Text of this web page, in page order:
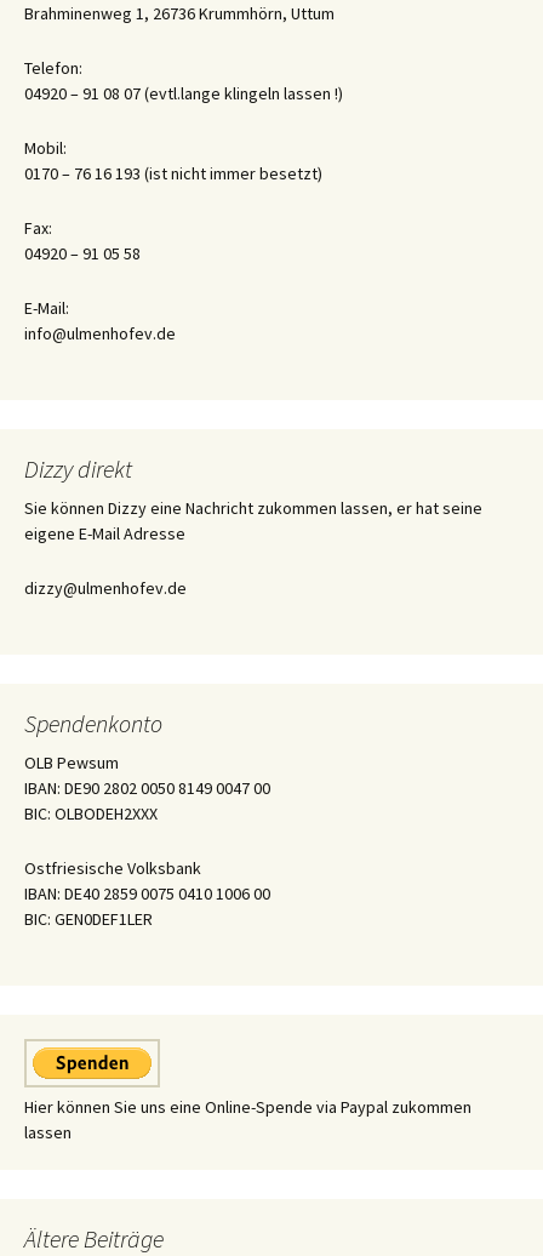
Brahminenweg 1, 26736 Krummhörn, Uttum
Telefon:
04920 – 91 08 07 (evtl.lange klingeln lassen !)
Mobil:
0170 – 76 16 193 (ist nicht immer besetzt)
Fax:
04920 – 91 05 58
E-Mail:
info@ulmenhofev.de
Dizzy direkt
Sie können Dizzy eine Nachricht zukommen lassen, er hat seine
eigene E-Mail Adresse
dizzy@ulmenhofev.de
Spendenkonto
OLB Pewsum
IBAN: DE90 2802 0050 8149 0047 00
BIC: OLBODEH2XXX
Ostfriesische Volksbank
IBAN: DE40 2859 0075 0410 1006 00
BIC: GEN0DEF1LER
Hier können Sie uns eine Online-Spende via Paypal zukommen
lassen
Ältere Beiträge